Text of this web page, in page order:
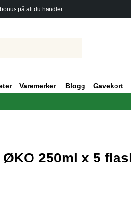
på alt du handler
Varemerker Blogg Gavekort
250ml x 5
5 Antall vurderinger 0